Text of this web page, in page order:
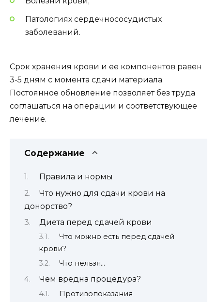
Патологиях сердечнососудистых
заболеваний.
Срок хранения крови и ее компонентов равен
3-5 дням с момента сдачи материала.
Постоянное обновление позволяет без труда
соглашаться на операции и соответствующее
лечение.
Содержание
Правила и нормы
Что нужно для сдачи крови на
донорство?
Диета перед сдачей крови
Что можно есть перед сдачей
крови?
Что нельзя…
Чем вредна процедура?
Противопоказания